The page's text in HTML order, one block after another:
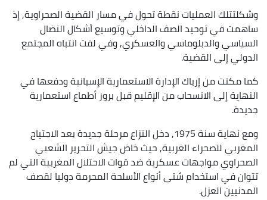
وشكلتتلك العمليات نقطة تحول في مسار القضية الصحراوية, إذ
ساهمت في توحيد الصف الداخلي وتوسيع أشكال النضال
السياسي والدبلوماسي والعسكري, وفي لفت انتباه المجتمع
الدولي إلى القضية.
كما مكنت من إرباك الإدارة الاستعمارية الإسبانية ودفعها في
النهاية إلى الانسحاب من الإقليم قبل بروز أطماع استعمارية
جديدة.
ومع نهاية سنة 1975, دخل النزاع مرحلة جديدة بعد الاجتياح
المغربي للصحراء الغربية, حيث خاض جيش التحرير الشعبي
الصحراوي مواجهات عسكرية ضد قوات الاحتلال المغربية التي لم
تتوان في استخدام شتى أنواع الأسلحة المحرمة دوليا لقصف
المدنيين العزل.